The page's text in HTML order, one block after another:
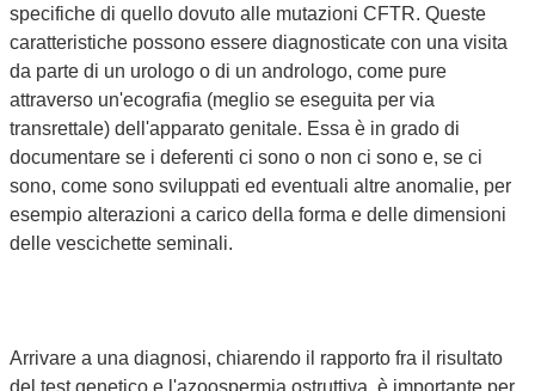
specifiche di quello dovuto alle mutazioni CFTR. Queste
caratteristiche possono essere diagnosticate con una visita
da parte di un urologo o di un andrologo, come pure
attraverso un'ecografia (meglio se eseguita per via
transrettale) dell'apparato genitale. Essa è in grado di
documentare se i deferenti ci sono o non ci sono e, se ci
sono, come sono sviluppati ed eventuali altre anomalie, per
esempio alterazioni a carico della forma e delle dimensioni
delle vescichette seminali.
Arrivare a una diagnosi, chiarendo il rapporto fra il risultato
del test genetico e l'azoospermia ostruttiva, è importante per